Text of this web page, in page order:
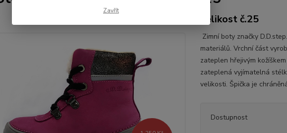
velikost č.25
Zimní boty značky
materiálů. Vrchní část
zateplen hřejivým
zateplená vyjímatelná
velikosti. Špička je
Dostupnost
Zavřít